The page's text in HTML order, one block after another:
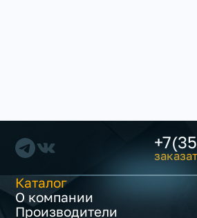
Каталог
О компании
Производители